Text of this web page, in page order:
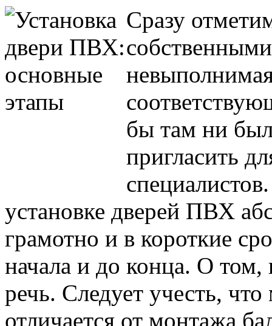
Сразу
бы там ни
пригласить
установке дверей ПВХ
грамотно и в короткие
начала и до конца. О том,
речь. Следует учесть,
отличается от монтажа